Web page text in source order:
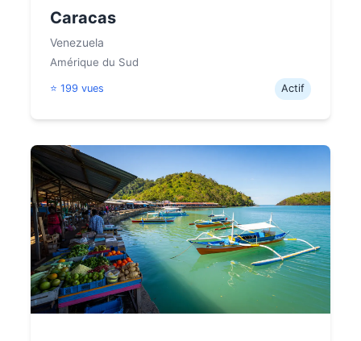
Caracas
Venezuela
Amérique du Sud
⭐ 199 vues Actif